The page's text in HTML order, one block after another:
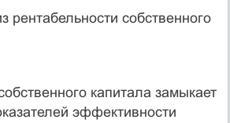
рентабельности собственного
капитала замыкает
эффективности